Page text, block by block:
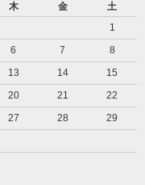
木 金
土
1
6 7
8
13 14
15
20 21
22
27 28
29